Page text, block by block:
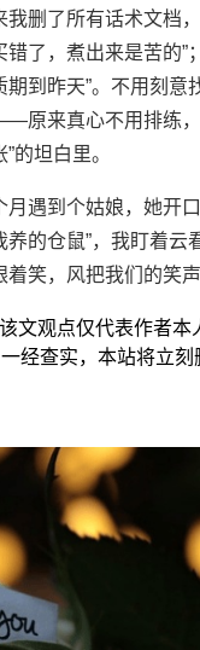
我删了所有话术文档
错了，煮出来是苦的”
期到昨天”。不用刻意
原来真心不用排练，
的坦白里。
月遇到个姑娘，她开
养的仓鼠”，我盯着云
着笑，风把我们的笑
文观点仅代表作者
经查实，本站将立